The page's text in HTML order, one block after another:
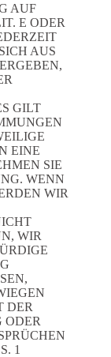
AUF
E ODER
AUS
GILT
EINE
SIE
WENN
WIR
WIR
DER
ODER
1